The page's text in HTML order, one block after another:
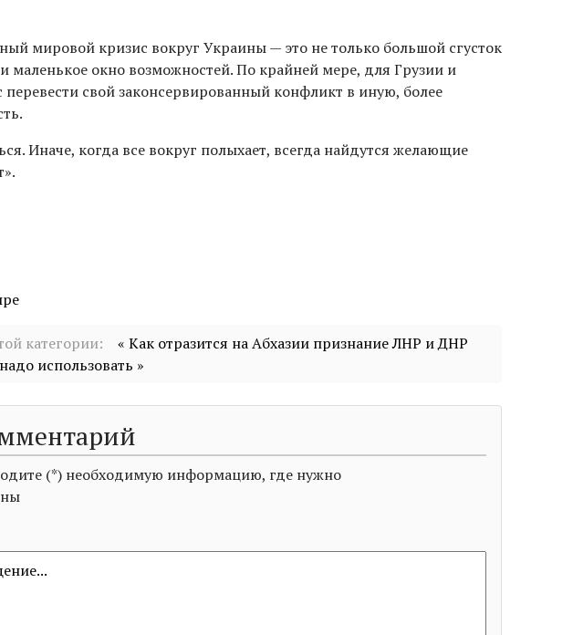
мировой кризис вокруг Украины — это не только большой сгусток
маленькое окно возможностей. По крайней мере, для Грузии и
свой законсервированный конфликт в иную, более
Иначе, когда все вокруг полыхает, всегда найдутся желающие
категории:
« Как отразится на Абхазии признание ЛНР и ДНР
использовать »
(*) необходимую информацию, где нужно